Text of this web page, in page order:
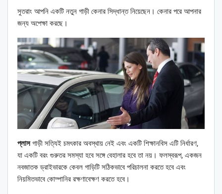
সুতরাং আপনি একটি নতুন গাড়ী কেনার সিদ্ধান্ত নিয়েছেন। কেনার পরে আপনার
জন্য অপেক্ষা করছে।
প্লাসগাড়ী সত্যিই চমৎকার অবস্থায় নেই এবং একটি শিক্ষানবিস এটি নির্ধারণ,
যা একটি বরং গুরুতর সমস্যা হবে সঙ্গে বেহালার হবে তা নয়। ফলস্বরূপ, একজন
নবজাতক ড্রাইভারকে কেবল গাড়িটি সঠিকভাবে পরিচালনা করতে হবে এবং
নিয়মিতভাবে কোম্পানির রক্ষণাবেক্ষণ করতে হবে।